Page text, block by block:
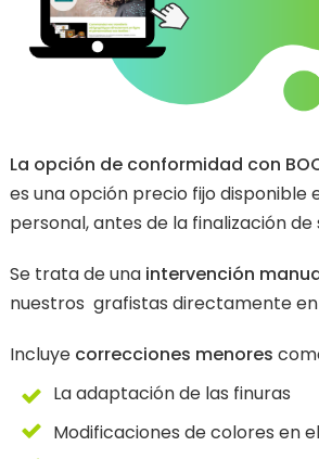
La opción de conformidad con
es una opción precio fijo disponible
personal, antes de la finalización de
Se trata de unaintervención
nuestros grafistas directamente en
Incluye correcciones menores
La adaptación de las finuras
Modificaciones de colores en